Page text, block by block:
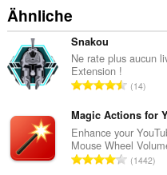
Ähnliche
Snakou
Ne rate plus aucun
Extension !
G
s
a
m
t
14
Magic Actions for
Enhance your
Mouse Wheel
G1442